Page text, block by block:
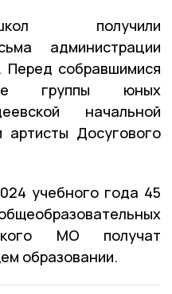
получили
администрации
Перед собравшимися
группы юных
начальной
Досугового
учебного года 45
МО получат
образовании.